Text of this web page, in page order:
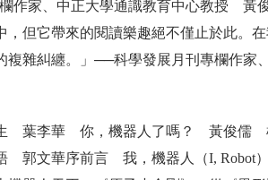
作家、中正大學通識教育中心教授 黃
，但它帶來的閱讀樂趣絕不僅止於此。
複雜糾纏。」──科學發展月刊專欄作
葉李華 你，機器人了嗎？ 黃俊
郭文華序前言 我，機器人（I, Robot